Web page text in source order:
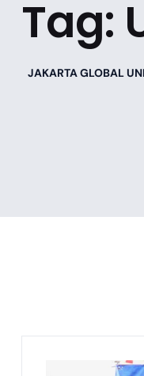
Tag:
JAKARTA GLOBAL